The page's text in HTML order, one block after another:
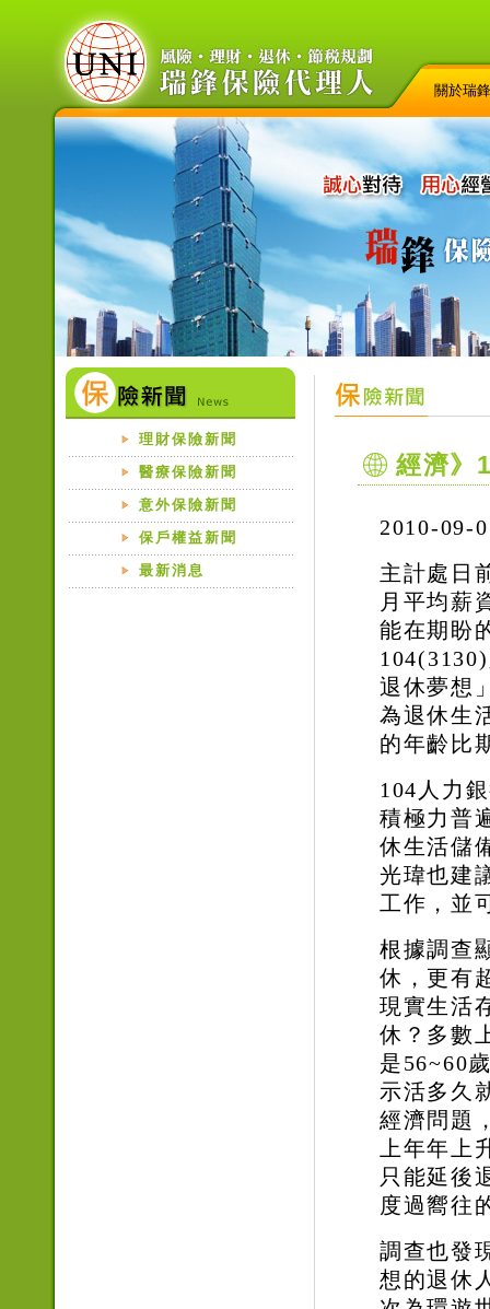
關於瑞鋒
理財保險新聞
醫療保險新聞
意外保險新聞
保戶權益新聞
最新消息
經濟》
2010-09-
主計處日
月平均薪
能在期盼
104(3130)
退休夢想
為退休生
的年齡比
104 人力
積極力普
休生活儲
光瑋也建
工作，並
根據調查
休，更有
現實生活
休？多數
是56~60
示活多久
經濟問題
上年年上
只能延後
度過嚮往
調查也發
想的退休